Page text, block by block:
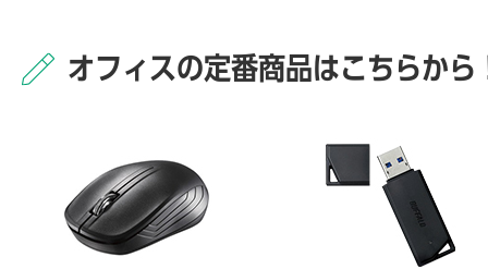
オフィスの定番商品はこちらから